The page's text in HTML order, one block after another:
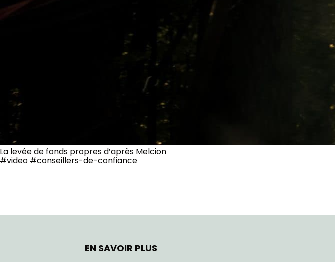
La levée de fonds propres d’après Melcion
#video #conseillers-de-confiance
EN SAVOIR PLUS